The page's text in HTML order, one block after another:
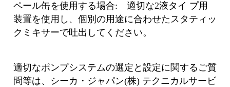
ペール⽸を使⽤する場合: 適切な2液タイ プ⽤
装置を使⽤し、個別の⽤途に合わせたスタティッ
クミキサーで吐出してください。
適切なポンプシステムの選定と設定に関するご質
問等は、シーカ・ジャパン(株) テクニカルサービ